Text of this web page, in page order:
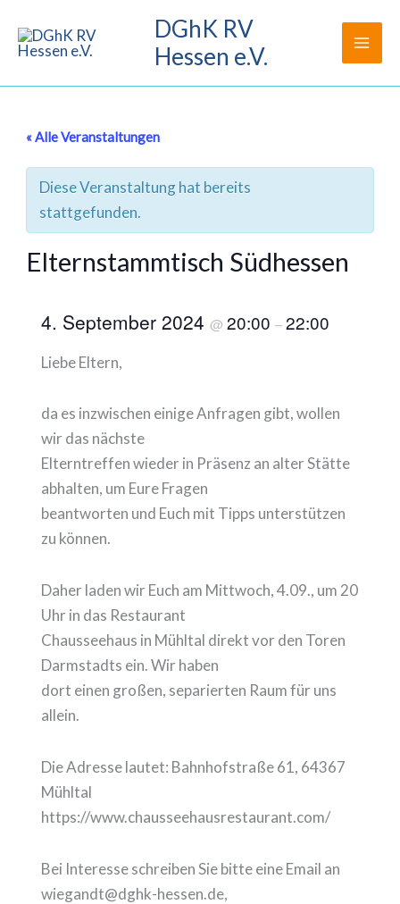
Inhalt
springen
DGhK RV
Hessen e.V.
« Alle Veranstaltungen
Diese Veranstaltung hat bereits
stattgefunden.
Elternstammtisch Südhessen
4. September 2024@20:00–22:00
Liebe Eltern,
da es inzwischen einige Anfragen gibt, wollen
wir das nächste
Elterntreffen wieder in Präsenz an alter Stätte
abhalten, um Eure Fragen
beantworten und Euch mit Tipps unterstützen
zu können.
Daher laden wir Euch am Mittwoch, 4.09., um 20
Uhr in das Restaurant
Chausseehaus in Mühltal direkt vor den Toren
Darmstadts ein. Wir haben
dort einen großen, separierten Raum für uns
allein.
Die Adresse lautet: Bahnhofstraße 61, 64367
Mühltal
https://www.chausseehausrestaurant.com/
Bei Interesse schreiben Sie bitte eine Email an
wiegandt@dghk-hessen.de,